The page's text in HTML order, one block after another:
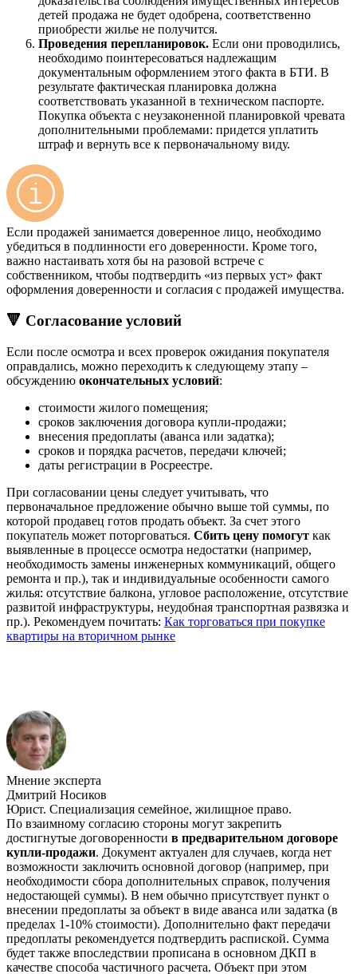
детей продажа не будет одобрена, соответственно
приобрести жилье не получится.
Проведения перепланировок. Если они проводились,
необходимо поинтересоваться надлежащим
документальным оформлением этого факта в БТИ. В
результате фактическая планировка должна
соответствовать указанной в техническом паспорте.
Покупка объекта с неузаконенной планировкой чревата
дополнительными проблемами: придется уплатить
штраф и вернуть все к первоначальному виду.
Если продажей занимается доверенное лицо, необходимо
убедиться в подлинности его доверенности. Кроме того,
важно настаивать хотя бы на разовой встрече с
собственником, чтобы подтвердить «из первых уст» факт
оформления доверенности и согласия с продажей имущества.
🔻 Согласование условий
Если после осмотра и всех проверок ожидания покупателя
оправдались, можно переходить к следующему этапу –
обсуждению окончательных условий:
стоимости жилого помещения;
сроков заключения договора купли-продажи;
внесения предоплаты (аванса или задатка);
сроков и порядка расчетов, передачи ключей;
даты регистрации в Росреестре.
При согласовании цены следует учитывать, что
первоначальное предложение обычно выше той суммы, по
которой продавец готов продать объект. За счет этого
покупатель может поторговаться. Сбить цену помогут как
выявленные в процессе осмотра недостатки (например,
необходимость замены инженерных коммуникаций, общего
ремонта и пр.), так и индивидуальные особенности самого
жилья: отсутствие балкона, угловое расположение, отсутствие
развитой инфраструктуры, неудобная транспортная развязка и
пр.). Рекомендуем почитать: Как торговаться при покупке
квартиры на вторичном рынке
Мнение эксперта
Дмитрий Носиков
Юрист. Специализация семейное, жилищное право.
По взаимному согласию стороны могут закрепить
достигнутые договоренности в предварительном договоре
купли-продажи. Документ актуален для случаев, когда нет
возможности заключить основной договор (например, при
необходимости сбора дополнительных справок, получения
недостающей суммы). В нем обычно присутствует пункт о
внесении предоплаты за объект в виде аванса или задатка (в
пределах 1-10% стоимости). Дополнительно факт передачи
предоплаты рекомендуется подтвердить распиской. Сумма
будет также впоследствии прописана в основном ДКП в
качестве способа частичного расчета. Объект при этом